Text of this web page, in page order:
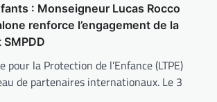
: Monseigneur Lucas Rocco
renforce l’engagement de la
SMPDD
pour la Protection de l’Enfance (LTPE)
de partenaires internationaux. Le 3